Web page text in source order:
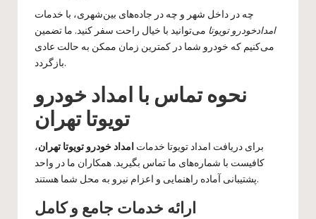
چه در داخل شهر و چه در جاده‌های بین‌شهری، با خدمات
امدادخودرو تویوتا می‌توانید با خیال راحت سفر کنید. ما تضمین
می‌کنیم که خودرو شما در کمترین زمان ممکن به حالت عادی
بازگردد.
نحوه تماس با امداد خودرو
تویوتا تهران
برای دریافت امداد تویوتا خدمات امداد خودرو تویوتا تهران،
کافیست با شماره‌های ما تماس بگیرید. همکاران ما در واحد
پشتیبانی آماده راهنمایی و اعزام نیرو به محل شما هستند.
ارائه خدمات جامع و کامل